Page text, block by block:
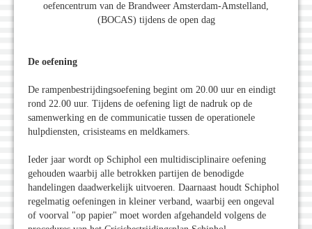
oefencentrum van de Brandweer Amsterdam-Amstelland,
(BOCAS) tijdens de open dag
De oefening
De rampenbestrijdingsoefening begint om 20.00 uur en eindigt
rond 22.00 uur. Tijdens de oefening ligt de nadruk op de
samenwerking en de communicatie tussen de operationele
hulpdiensten, crisisteams en meldkamers.
Ieder jaar wordt op Schiphol een multidisciplinaire oefening
gehouden waarbij alle betrokken partijen de benodigde
handelingen daadwerkelijk uitvoeren. Daarnaast houdt Schiphol
regelmatig oefeningen in kleiner verband, waarbij een ongeval
of voorval "op papier" moet worden afgehandeld volgens de